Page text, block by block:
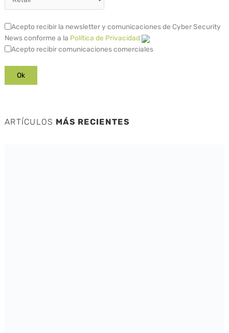
Acepto recibir la newsletter y comunicaciones de Cyber Security
News conforme a la Política de Privacidad
Acepto recibir comunicaciones comerciales
ARTÍCULOS MÁS RECIENTES